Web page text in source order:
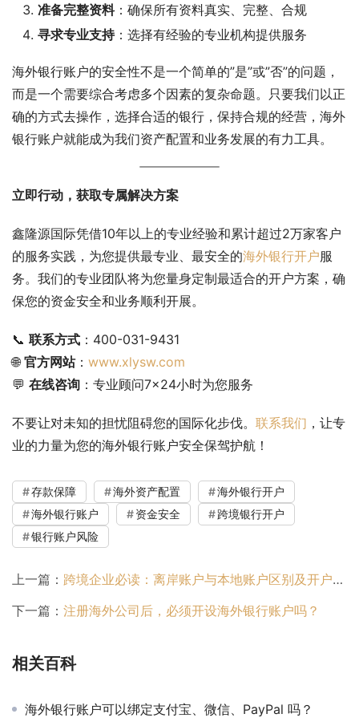
准备完整资料：确保所有资料真实、完整、合规
寻求专业支持：选择有经验的专业机构提供服务
海外银行账户的安全性不是一个简单的”是”或”否”的问题，
而是一个需要综合考虑多个因素的复杂命题。只要我们以正
确的方式去操作，选择合适的银行，保持合规的经营，海外
银行账户就能成为我们资产配置和业务发展的有力工具。
立即行动，获取专属解决方案
鑫隆源国际凭借10年以上的专业经验和累计超过2万家客户
的服务实践，为您提供最专业、最安全的海外银行开户服
务。我们的专业团队将为您量身定制最适合的开户方案，确
保您的资金安全和业务顺利开展。
📞 联系方式 ：400-031-9431
🌐 官方网站： www.xlysw.com
💬 在线咨询 ：专业顾问7×24小时为您服务
不要让对未知的担忧阻碍您的国际化步伐。 联系我们 ，让专
业的力量为您的海外银行账户安全保驾护航！
存款保障 海外资产配置
海外银行开户
海外银行账户
资金安全
跨境银行开户
银行账户风险
上一篇： 跨境企业必读：离岸账户与本地账户区别及开户建议
下一篇： 注册海外公司后，必须开设海外银行账户吗？
相关百科
海外银行账户可以绑定支付宝、微信、PayPal 吗？